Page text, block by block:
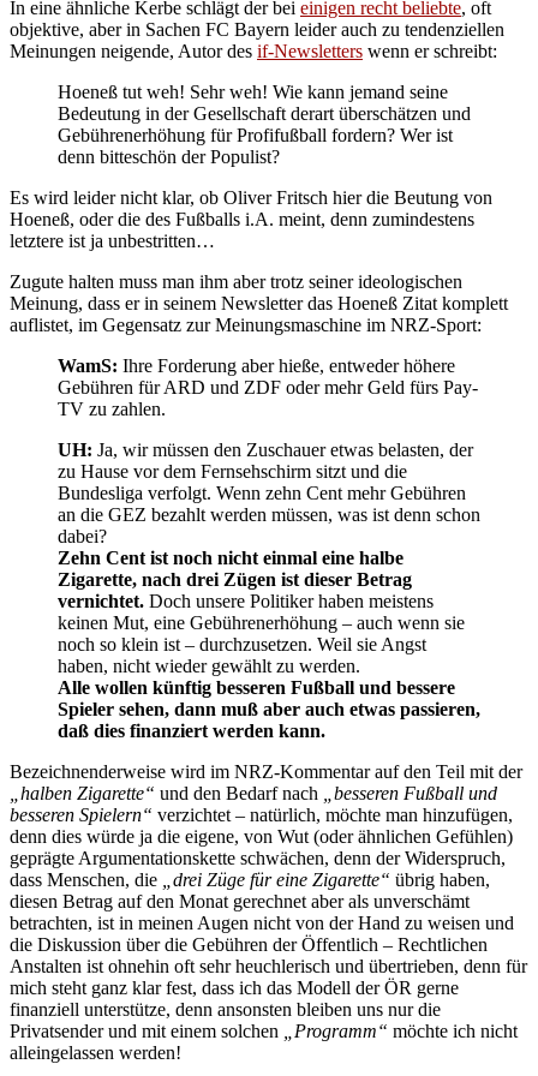
In eine ähnliche Kerbe schlägt der bei einigen recht beliebte, oft
objektive, aber in Sachen FC Bayern leider auch zu tendenziellen
Meinungen neigende, Autor des if-Newsletters wenn er schreibt:
Hoeneß tut weh! Sehr weh! Wie kann jemand seine
Bedeutung in der Gesellschaft derart überschätzen und
Gebührenerhöhung für Profifußball fordern? Wer ist
denn bitteschön der Populist?
Es wird leider nicht klar, ob Oliver Fritsch hier die Beutung von
Hoeneß, oder die des Fußballs i.A. meint, denn zumindestens
letztere ist ja unbestritten…
Zugute halten muss man ihm aber trotz seiner ideologischen
Meinung, dass er in seinem Newsletter das Hoeneß Zitat komplett
auflistet, im Gegensatz zur Meinungsmaschine im NRZ-Sport:
WamS: Ihre Forderung aber hieße, entweder höhere
Gebühren für ARD und ZDF oder mehr Geld fürs Pay-
TV zu zahlen.
UH: Ja, wir müssen den Zuschauer etwas belasten, der
zu Hause vor dem Fernsehschirm sitzt und die
Bundesliga verfolgt. Wenn zehn Cent mehr Gebühren
an die GEZ bezahlt werden müssen, was ist denn schon
dabei?
Zehn Cent ist noch nicht einmal eine halbe
Zigarette, nach drei Zügen ist dieser Betrag
vernichtet. Doch unsere Politiker haben meistens
keinen Mut, eine Gebührenerhöhung – auch wenn sie
noch so klein ist – durchzusetzen. Weil sie Angst
haben, nicht wieder gewählt zu werden.
Alle wollen künftig besseren Fußball und bessere
Spieler sehen, dann muß aber auch etwas passieren,
daß dies finanziert werden kann.
Bezeichnenderweise wird im NRZ-Kommentar auf den Teil mit der
„halben Zigarette“ und den Bedarf nach
„besseren Fußball und
besseren Spielern“ verzichtet – natürlich, möchte man hinzufügen,
denn dies würde ja die eigene, von Wut (oder ähnlichen Gefühlen)
geprägte Argumentationskette schwächen, denn der Widerspruch,
dass Menschen, die
„drei Züge für eine Zigarette“ übrig haben,
diesen Betrag auf den Monat gerechnet aber als unverschämt
betrachten, ist in meinen Augen nicht von der Hand zu weisen und
die Diskussion über die Gebühren der Öffentlich – Rechtlichen
Anstalten ist ohnehin oft sehr heuchlerisch und übertrieben, denn für
mich steht ganz klar fest, dass ich das Modell der ÖR gerne
finanziell unterstütze, denn ansonsten bleiben uns nur die
Privatsender und mit einem solchen
„Programm“ möchte ich nicht
alleingelassen werden!